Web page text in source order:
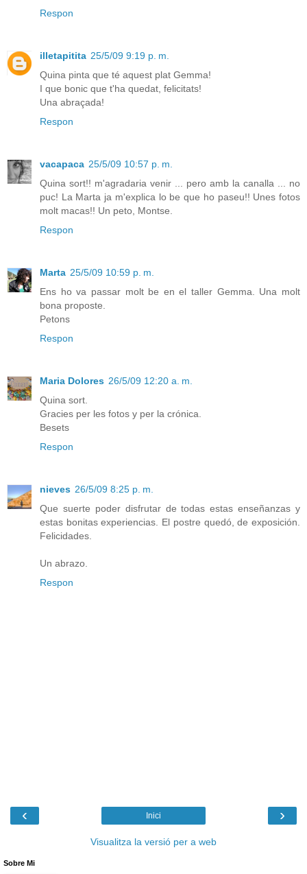
Respon
illetapitita 25/5/09 9:19 p. m.
Quina pinta que té aquest plat Gemma!
I que bonic que t'ha quedat, felicitats!
Una abraçada!
Respon
vacapaca 25/5/09 10:57 p. m.
Quina sort!! m'agradaria venir ... pero amb la canalla ... no
puc! La Marta ja m'explica lo be que ho paseu!! Unes fotos
molt macas!! Un peto, Montse.
Respon
Marta 25/5/09 10:59 p. m.
Ens ho va passar molt be en el taller Gemma. Una molt
bona proposte.
Petons
Respon
Maria Dolores 26/5/09 12:20 a. m.
Quina sort.
Gracies per les fotos y per la crónica.
Besets
Respon
nieves 26/5/09 8:25 p. m.
Que suerte poder disfrutar de todas estas enseñanzas y
estas bonitas experiencias. El postre quedó, de exposición.
Felicidades.
Un abrazo.
Respon
‹ ›
Inici
Visualitza la versió per a web
Sobre Mi